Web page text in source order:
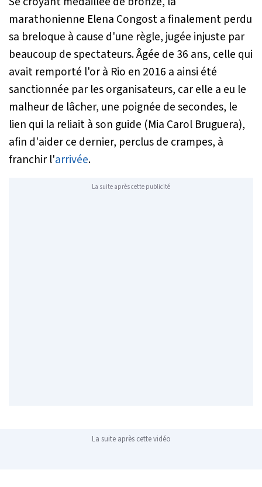
marathonienne Elena Congost a finalement perdu
sa breloque à cause d'une règle, jugée injuste par
beaucoup de spectateurs. Âgée de 36 ans, celle qui
avait remporté l'or à Rio en 2016 a ainsi été
sanctionnée par les organisateurs, car elle a eu le
malheur de lâcher, une poignée de secondes, le
lien qui la reliait à son guide (Mia Carol Bruguera),
afin d'aider ce dernier, perclus de crampes, à
franchir l'arrivée.
La suite après cette publicité
La suite après cette vidéo